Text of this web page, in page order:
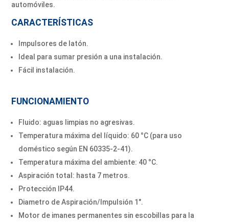
automóviles.
CARACTERÍSTICAS
Impulsores de latón.
Ideal para sumar presión a una instalación.
Fácil instalación.
FUNCIONAMIENTO
Fluido: aguas limpias no agresivas.
Temperatura máxima del líquido: 60 °C (para uso
doméstico según EN 60335-2-41).
Temperatura máxima del ambiente: 40 °C.
Aspiración total: hasta 7 metros.
Protección IP44.
Diametro de Aspiración/Impulsión 1″.
Motor de imanes permanentes sin escobillas para la